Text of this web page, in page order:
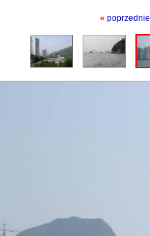
« poprzednie